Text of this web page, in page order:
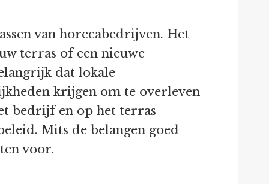
van horecabedrijven. Het
terras of een nieuwe
dat lokale
krijgen om te overleven
bedrijf en op het terras
Mits de belangen goed
voor.